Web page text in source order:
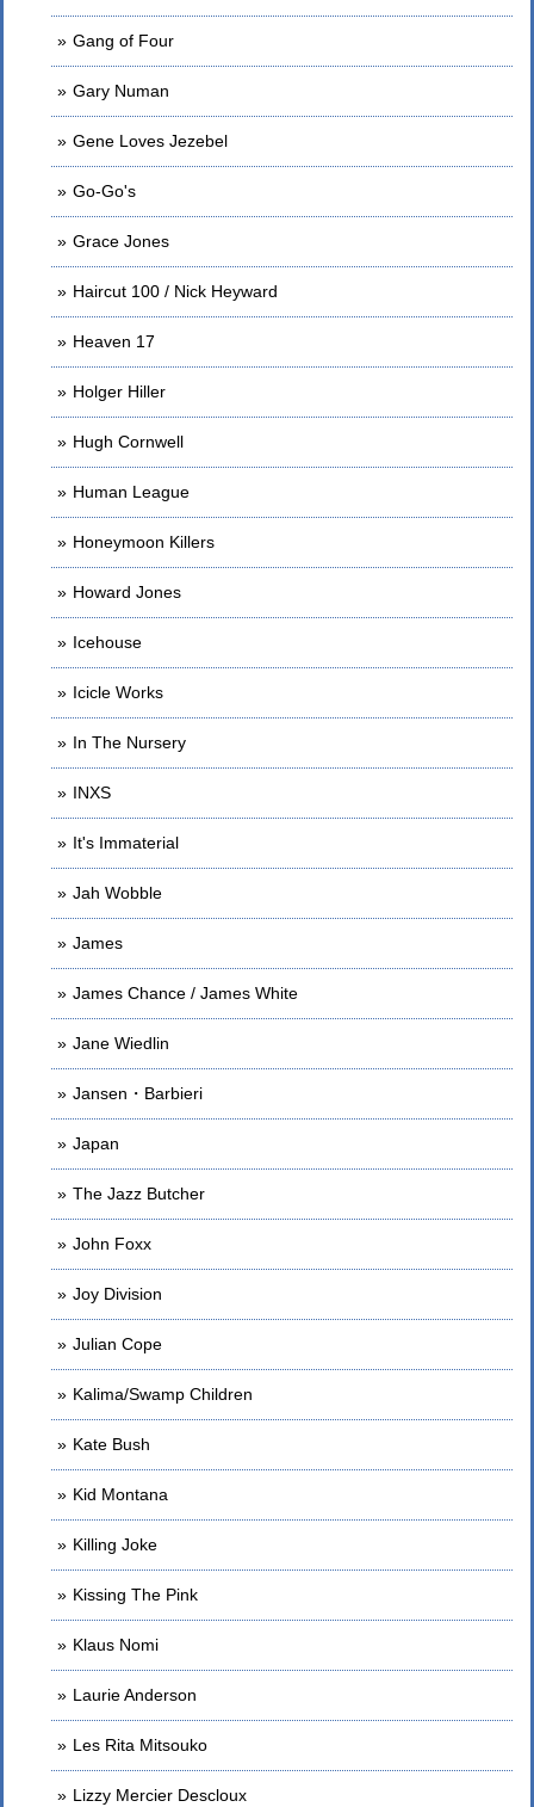
Gang of Four
Gary Numan
Gene Loves Jezebel
Go-Go's
Grace Jones
Haircut 100 / Nick Heyward
Heaven 17
Holger Hiller
Hugh Cornwell
Human League
Honeymoon Killers
Howard Jones
Icehouse
Icicle Works
In The Nursery
INXS
It's Immaterial
Jah Wobble
James
James Chance / James White
Jane Wiedlin
Jansen・Barbieri
Japan
The Jazz Butcher
John Foxx
Joy Division
Julian Cope
Kalima/Swamp Children
Kate Bush
Kid Montana
Killing Joke
Kissing The Pink
Klaus Nomi
Laurie Anderson
Les Rita Mitsouko
Lizzy Mercier Descloux